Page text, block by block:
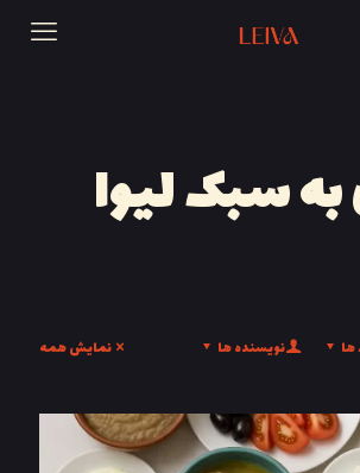
سبک لیوا
نویسنده ها نمایش همه